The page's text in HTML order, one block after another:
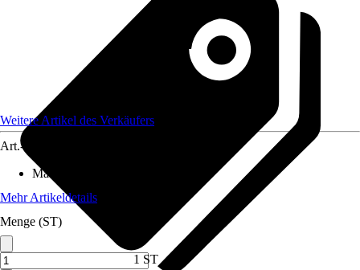
Weitere Artikel des Verkäufers
Art.-Nr.
Material
Mehr Artikeldetails
Menge (ST)
1 ST